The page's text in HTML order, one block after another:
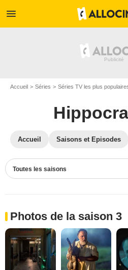
menu
Accueil Séries Séries TV les plus
Accueil Saisons et Episodes
Toutes les saisons
Photos de la saison 3